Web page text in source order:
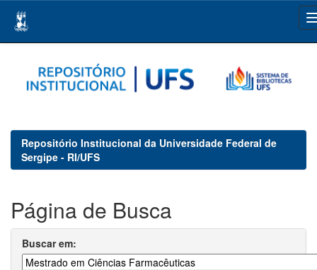
navigation
Repositório Institucional da Universidade Federal de
Sergipe - RI/UFS
Página de Busca
Buscar em: